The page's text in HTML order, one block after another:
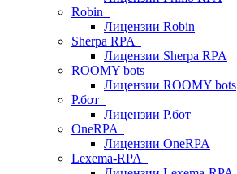
Robin
Лицензии Robin
Sherpa RPA
Лицензии Sherpa RPA
ROOMY bots
Лицензии ROOMY bots
Р.бот
Лицензии Р.бот
OneRPA
Лицензии OneRPA
Lexema-RPA